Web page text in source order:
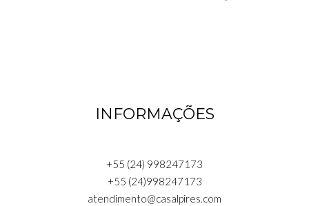
INFORMAÇÕES
+55 (24) 998247173
+55 (24)998247173
atendimento@casalpires.com